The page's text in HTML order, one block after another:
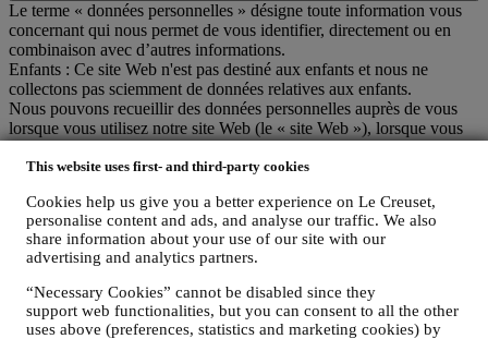
This website uses first- and third-party cookies
Cookies help us give you a better experience on Le Creuset,
personalise content and ads, and analyse our traffic. We also
share information about your use of our site with our
advertising and analytics partners.
“Necessary Cookies” cannot be disabled since they
support web functionalities, but you can consent to all the other
uses above (preferences, statistics and marketing cookies) by
Le terme « données personnelles » désigne toute information vous
concernant qui nous permet de vous identifier, directement ou en
combinaison avec d’autres informations.
Enfants : Ce site Web n'est pas destiné aux enfants et nous ne
collectons pas sciemment de données relatives aux enfants.
Nous pouvons recueillir des données personnelles auprès de vous
lorsque vous utilisez notre site Web (le « site Web »), lorsque vous
Creuset sur le site Web ou en boutique Signature et Outlet ou
fonction de votre demande ou de votre consentement, les données
personnelles peuvent concerner :
le nom, le prénom, l'adresse électronique, la date de naissance
et autres coordonnées (adresse et numéro de téléphone), la
création d’un compte Le Creuset ou tout achat en tant
qu’utilisateur invité, ou l’abonnement à nos communications